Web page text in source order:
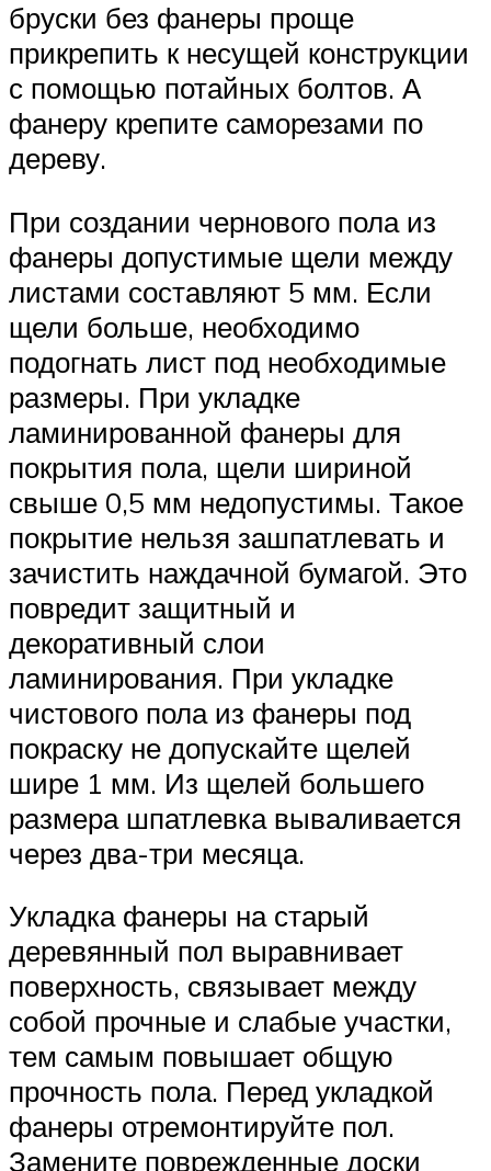
бруски без фанеры проще
прикрепить к несущей конструкции
с помощью потайных болтов. А
фанеру крепите саморезами по
дереву.
При создании чернового пола из
фанеры допустимые щели между
листами составляют 5 мм. Если
щели больше, необходимо
подогнать лист под необходимые
размеры. При укладке
ламинированной фанеры для
покрытия пола, щели шириной
свыше 0,5 мм недопустимы. Такое
покрытие нельзя зашпатлевать и
зачистить наждачной бумагой. Это
повредит защитный и
декоративный слои
ламинирования. При укладке
чистового пола из фанеры под
покраску не допускайте щелей
шире 1 мм. Из щелей большего
размера шпатлевка вываливается
через два-три месяца.
Укладка фанеры на старый
деревянный пол выравнивает
поверхность, связывает между
собой прочные и слабые участки,
тем самым повышает общую
прочность пола. Перед укладкой
фанеры отремонтируйте пол.
Замените поврежденные доски